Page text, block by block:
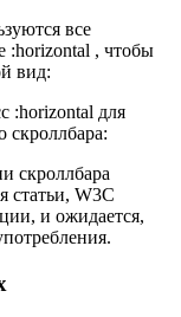
все
:horizontal , чтобы
вид:
:horizontal для
скроллбара:
скроллбара
статьи, W3C
и ожидается,